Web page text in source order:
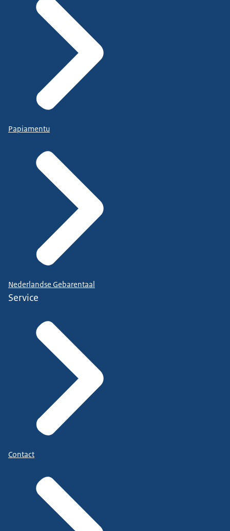
Papiamentu
Nederlandse Gebarentaal
Service
Contact